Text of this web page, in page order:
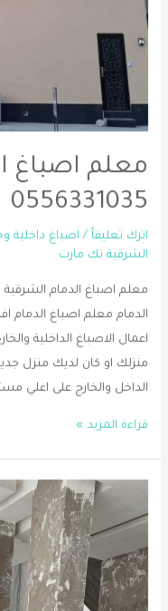
معلم اصباغ
0556331035
اترك تعليقاً / اصباغ داخلية
الشرقية تك مارت
الدمام معلم اصباغ الدمام
اعمال الاصباغ الداخلية
منزلك او كان لديك منزل
الداخل والخارج على اعلي
معلم
–
0556331035
قراءة المزيد »